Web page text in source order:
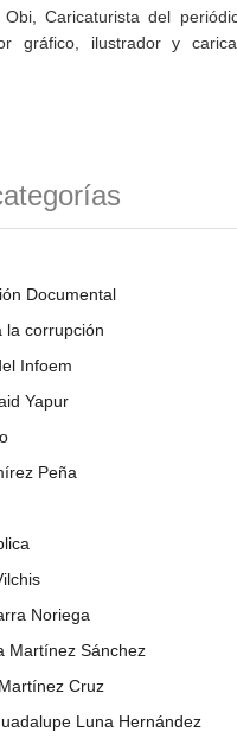
Obi, Caricaturista del
gráfico, ilustrador y
Documental
la corrupción
Infoem
Yapur
Peña
Noriega
Martínez Sánchez
Cruz
Luna Hernández